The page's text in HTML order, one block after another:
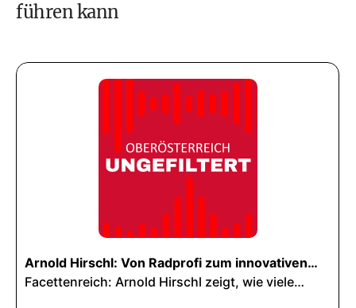
führen kann